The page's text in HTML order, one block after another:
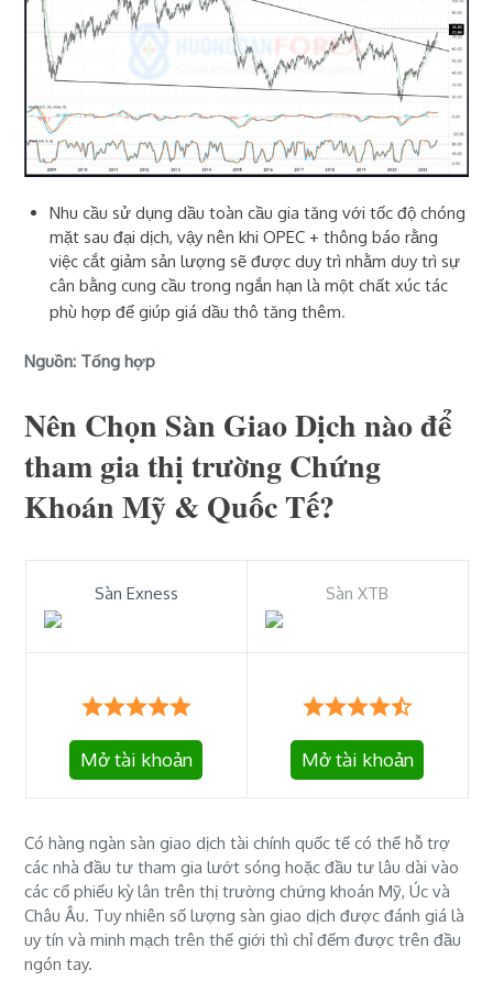
Nhu cầu sử dụng dầu toàn cầu gia tăng với tốc độ chóng
mặt sau đại dịch, vậy nên khi OPEC + thông báo rằng
việc cắt giảm sản lượng sẽ được duy trì nhằm duy trì sự
cân bằng cung cầu trong ngắn hạn là một chất xúc tác
phù hợp để giúp giá dầu thô tăng thêm.
Nguồn: Tổng hợp
Nên Chọn Sàn Giao Dịch nào để
tham gia thị trường Chứng
Khoán Mỹ & Quốc Tế?
Sàn Exness Sàn XTB
Mở tài khoản Mở tài khoản
Có hàng ngàn sàn giao dịch tài chính quốc tế có thể hỗ trợ
các nhà đầu tư tham gia lướt sóng hoặc đầu tư lâu dài vào
các cổ phiếu kỳ lân trên thị trường chứng khoán Mỹ, Úc và
Châu Âu. Tuy nhiên số lượng sàn giao dịch được đánh giá là
uy tín và minh mạch trên thế giới thì chỉ đếm được trên đầu
ngón tay.